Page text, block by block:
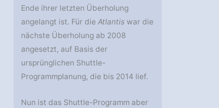
Ende ihrer letzten Überholung
angelangt ist. Für dieAtlantis war die
nächste Überholung ab 2008
angesetzt, auf Basis der
ursprünglichen Shuttle-
Programmplanung, die bis 2014 lief.
Nun ist das Shuttle-Programm aber